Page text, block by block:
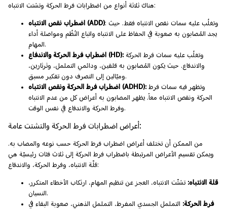
هناك ثلاثة أنواع من اضطرابات فرط الحركة وتشتت الانتباه:
اضطراب نقص الانتباه (ADD): وتغلُب عليه سمات نقص الانتباه فقط. حيث
يجد المُصابون به صعوبة في الحفاظ على الانتباه واتباع النُظُم ومواصلة أداء
المهام.
اضطراب فرط الحركة والاندفاع (HD):
والاندفاع. حيث يكون المُصابون به قلقين، ودائمي التململ، وثرثارين،
وميّالين إلى التصرف دون تفكير مسبق.
اضطراب فرط الحركة ونقص الانتباه (ADHD): وتظهر فيه سمات فرط
الحركة ونقص الانتباه معاً. يظهر المصابون به أعراض كل من عدم الانتباه
وفرط الحركة والاندفاع في نفس الوقت.
أعراض اضطرابات فرط الحركة والتشتت عامة:
من الممكن أن تختلف أعراض اضطراب فرط الحركة حسب نوعه والمصاب به.
ويمكن تقسيم الأعراض المرتبطة باضطراب فرط الحركة إلى ثلاث فئات رئيسيّة هي
قلّة الانتباه، وفرط الحركة، والاندفاع:
قلة الانتباه: تشتّت الانتباه، العجز عن تنظيم المهام، ارتكاب الأخطاء المتكرر،
النسيان.
فرط الحركة: التململ الجسدي المفرط، التململ الذهني، صعوبة البقاء في